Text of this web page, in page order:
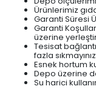
Ürünlerimiz
Garanti Süresi
Garanti
üzerine
Tesisat
fazla
Esnek hortum
Depo üzerine
Su harici